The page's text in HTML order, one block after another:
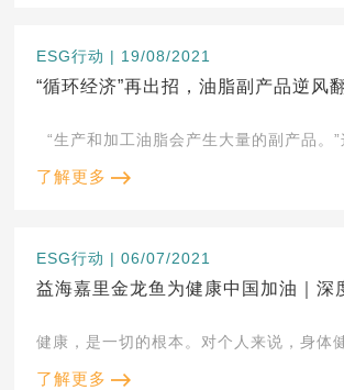
ESG行动 | 19/08/2021
“循环经济”再出招，油脂副产品逆风
了解更多
ESG行动 | 06/07/2021
益海嘉里金龙鱼为健康中国加油｜深
健康，是一切的根本。对个人来说，身体
了解更多